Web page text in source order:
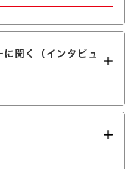
聞く（インタビュ